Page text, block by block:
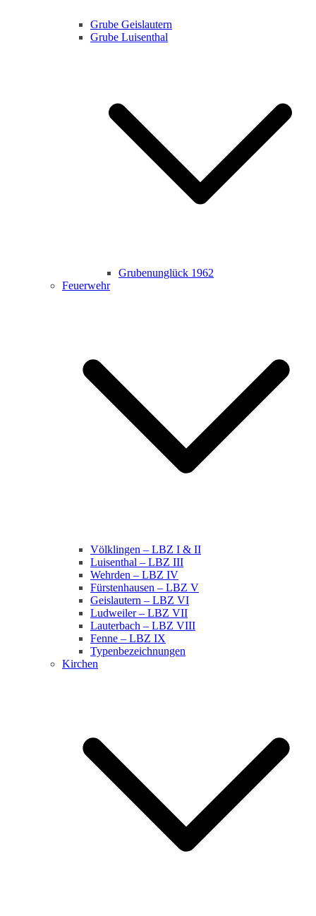
Grube Geislautern
Grube Luisenthal
Grubenunglück 1962
Feuerwehr
Völklingen – LBZ I & II
Luisenthal – LBZ III
Wehrden – LBZ IV
Fürstenhausen – LBZ V
Geislautern – LBZ VI
Ludweiler – LBZ VII
Lauterbach – LBZ VIII
Fenne – LBZ IX
Typenbezeichnungen
Kirchen